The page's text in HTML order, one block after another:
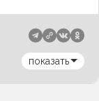
показать